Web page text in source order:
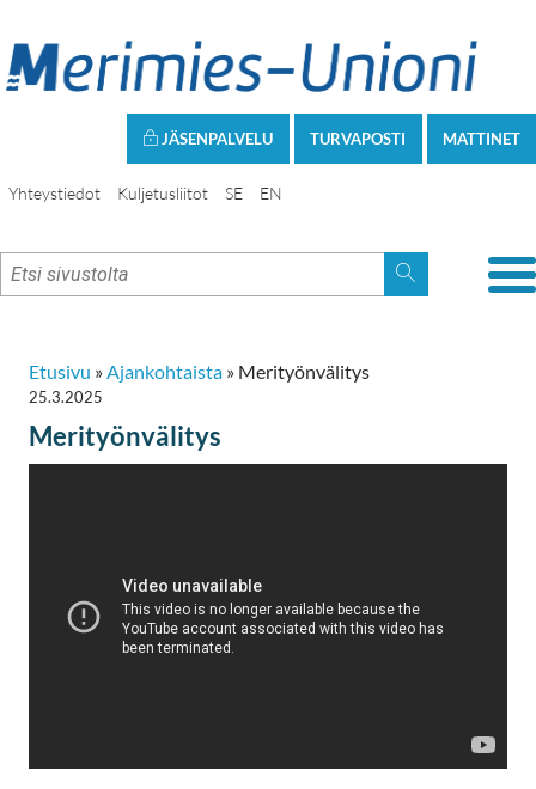
MATTINET
TURVAPOSTI
JÄSENPALVELU
Yhteystiedot Kuljetusliitot SE EN
Etusivu » Ajankohtaista » Merityönvälitys
25.3.2025
Merityönvälitys